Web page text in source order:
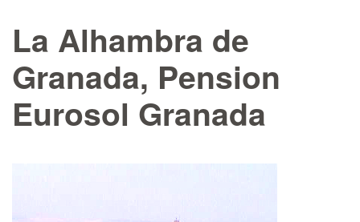
La Alhambra de
Granada, Pension
Eurosol Granada